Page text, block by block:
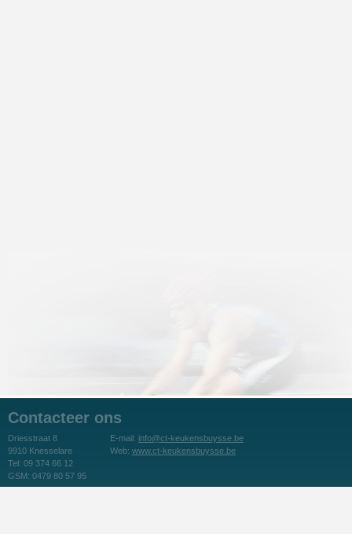
Contacteer ons
Driesstraat 8
9910 Knesselare
Tel: 09 374 66 12
GSM: 0479 80 57 95
E-mail: info@ct-keukensbuysse.be
Web: www.ct-keukensbuysse.be